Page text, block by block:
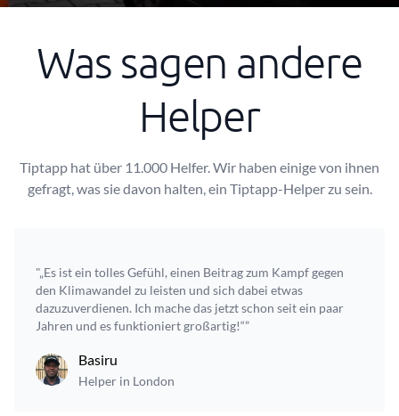
Was sagen andere
Helper
Tiptapp hat über 11.000 Helfer. Wir haben einige von ihnen
gefragt, was sie davon halten, ein Tiptapp-Helper zu sein.
"„Es ist ein tolles Gefühl, einen Beitrag zum Kampf gegen
den Klimawandel zu leisten und sich dabei etwas
dazuzuverdienen. Ich mache das jetzt schon seit ein paar
Jahren und es funktioniert großartig!“”
Basiru
Helper in London